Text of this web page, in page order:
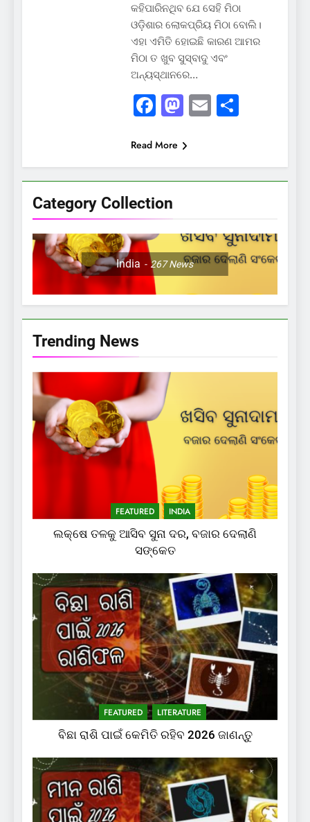
Category Collection
India 267News
କହିପାରିନଥିବ ଯେ ସେହି ମିଠା
ଓଡ଼ିଶାର ଲୋକପ୍ରିୟ ମିଠା ବୋଲି।
ଏହା ଏମିତି ହୋଇଛି କାରଣ ଆମର
ମିଠା ତ ଖୁବ ସୁସ୍ବାଦୁ ଏବଂ
ଅନ୍ୟସ୍ଥାନରେ…
Facebook
Mastodon
EmailShare
Read More
Trending News
FEATURED INDIA
ଲକ୍ଷେ ତଳକୁ ଆସିବ ସୁନା ଦର, ବଜାର ଦେଲାଣି
ସଙ୍କେତ
FEATURED LITERATURE
ବିଛା ରାଶି ପାଇଁ କେମିତି ରହିବ 2026 ଜାଣନ୍ତୁ